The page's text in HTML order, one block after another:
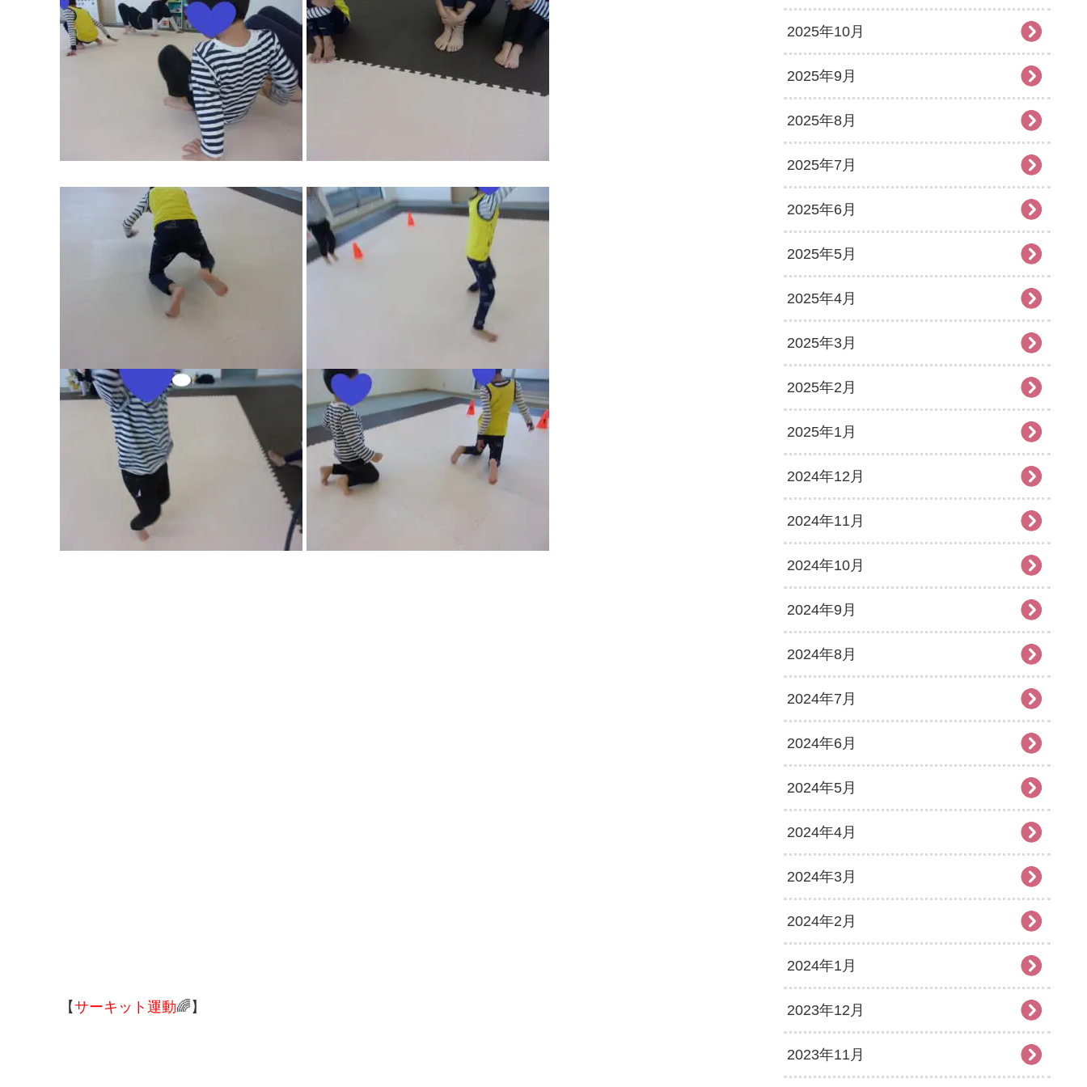
【サーキット運動🌈】
2025年10月
2025年9月
2025年8月
2025年7月
2025年6月
2025年5月
2025年4月
2025年3月
2025年2月
2025年1月
2024年12月
2024年11月
2024年10月
2024年9月
2024年8月
2024年7月
2024年6月
2024年5月
2024年4月
2024年3月
2024年2月
2024年1月
2023年12月
2023年11月